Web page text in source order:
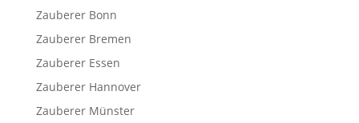
Zauberer Bonn
Zauberer Bremen
Zauberer Essen
Zauberer Hannover
Zauberer Münster